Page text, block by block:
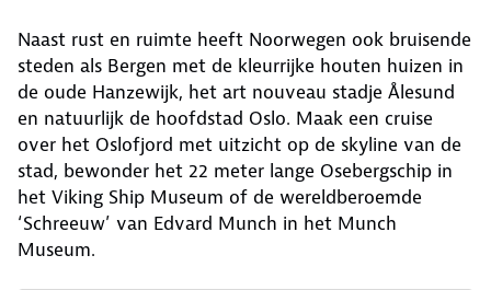
Naast rust en ruimte heeft Noorwegen ook bruisende
steden als Bergen met de kleurrijke houten huizen in
de oude Hanzewijk, het art nouveau stadje Ålesund
en natuurlijk de hoofdstad Oslo. Maak een cruise
over het Oslofjord met uitzicht op de skyline van de
stad, bewonder het 22 meter lange Osebergschip in
het Viking Ship Museum of de wereldberoemde
‘Schreeuw’ van Edvard Munch in het Munch
Museum.